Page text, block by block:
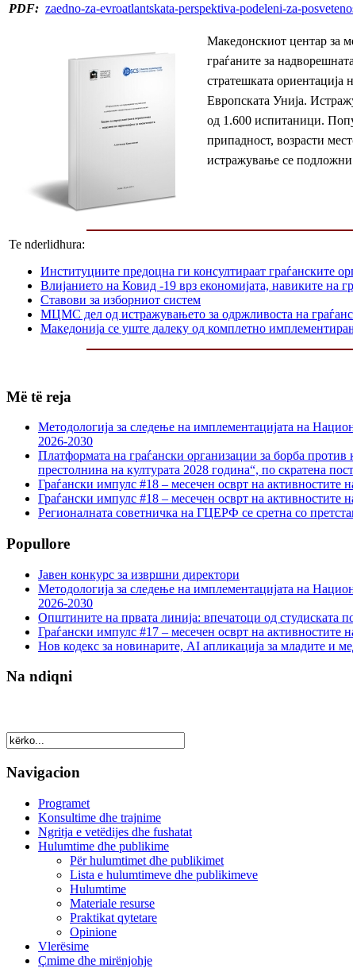
PDF: zaedno-za-evroatlantskata-perspektiva-podeleni-za-
Македонскиот центар за
граѓаните за
стратешката ориентација
Европската Унија.
од 1.600 испитаници.
припадност, возрасти
истражување се подложни
Te nderlidhura:
Институциите предоцна ги консултираат граѓанските
Влијанието на Ковид -19 врз економијата, навиките на
Ставови за изборниот систем
МЦМС дел од истражувањето за одржливоста на
Македонија се уште далеку од комплетно
Më të reja
Методологија за следење на имплементацијата на
2026-2030
Платформата на граѓански организации за борба
престолнина на културата 2028 година“, по скратена
Граѓански импулс #18 – месечен осврт на активностите
Граѓански импулс #18 – месечен осврт на активностите
Регионалната советничка на ГЦЕРФ се сретна со
Popullore
Јавен конкурс за извршни директори
Методологија за следење на имплементацијата на
2026-2030
Општините на првата линија: впечатоци од студиската
Граѓански импулс #17 – месечен осврт на активностите
Нов кодекс за новинарите, AI апликација за младите и
Na ndiqni
Navigacion
Programet
Konsultime dhe trajnime
Ngritja e vetëdijes dhe fushatat
Hulumtime dhe publikime
Për hulumtimet dhe publikimet
Lista e hulumtimeve dhe publikimeve
Hulumtime
Materiale resurse
Praktikat qytetare
Opinione
Vlerësime
Çmime dhe mirënjohje